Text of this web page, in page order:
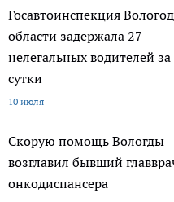
Госавтоинспекция
области задержала 27
нелегальных водителей за
сутки
10 июля
Скорую помощь Вологды
возглавил бывший
онкодиспансера